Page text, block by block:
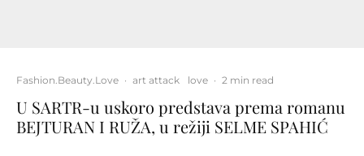
Fashion.Beauty.Love · art attack love · 2 min read
U SARTR-u uskoro predstava prema romanu
BEJTURAN I RUŽA, u režiji SELME SPAHIĆ